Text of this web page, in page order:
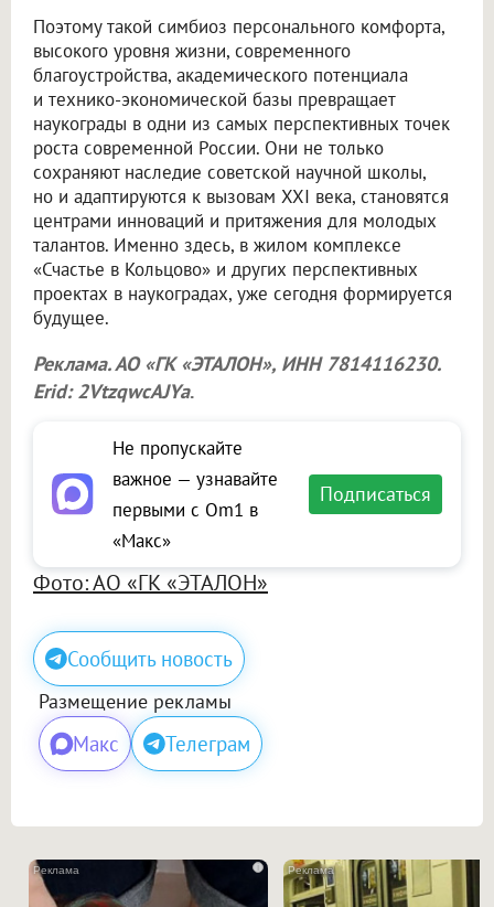
Поэтому такой симбиоз персонального комфорта,
высокого уровня жизни, современного
благоустройства, академического потенциала
и технико-экономической базы превращает
наукограды в одни из самых перспективных точек
роста современной России. Они не только
сохраняют наследие советской научной школы,
но и адаптируются к вызовам XXI века, становятся
центрами инноваций и притяжения для молодых
талантов. Именно здесь, в жилом комплексе
«Счастье в Кольцово» и других перспективных
проектах в наукоградах, уже сегодня формируется
будущее.
Реклама. АО «ГК «ЭТАЛОН», ИНН 7814116230.
Erid: 2VtzqwcAJYa.
Не пропускайте
важное — узнавайте
первыми с Om1 в
«Макс»
Подписаться
Фото: АО «ГК «ЭТАЛОН»
Сообщить новость
Размещение рекламы
Макс Телеграм
i